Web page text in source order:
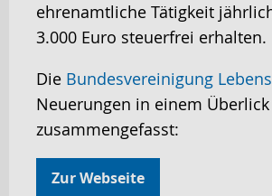
ehrenamtliche Tätigkeit
3.000 Euro steuerfrei erhalten.
Die Bundesvereinigung
Neuerungen in einem Überlick
zusammengefasst:
Zur Webseite